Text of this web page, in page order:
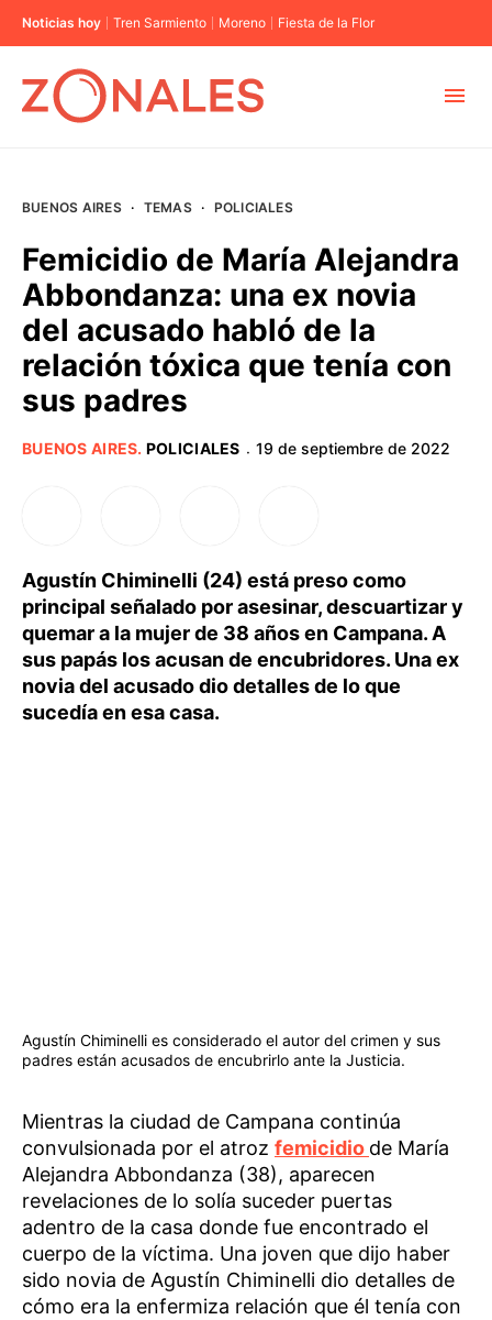
Noticias hoy Tren Sarmiento Moreno Fiesta de la Flor
BUENOS AIRES
PROVINCIAS
BUENOS AIRES · TEMAS · POLICIALES
Femicidio de María Alejandra
Abbondanza: una ex novia
del acusado habló de la
relación tóxica que tenía con
sus padres
BUENOS AIRES. POLICIALES · 19 de septiembre de 2022
Agustín Chiminelli (24) está preso como
principal señalado por asesinar, descuartizar y
quemar a la mujer de 38 años en Campana. A
sus papás los acusan de encubridores. Una ex
novia del acusado dio detalles de lo que
sucedía en esa casa.
Agustín Chiminelli es considerado el autor del crimen y sus
padres están acusados de encubrirlo ante la Justicia.
Mientras la ciudad de Campana continúa
convulsionada por el atroz femicidio de María
Alejandra Abbondanza (38), aparecen
revelaciones de lo solía suceder puertas
adentro de la casa donde fue encontrado el
cuerpo de la víctima. Una joven que dijo haber
sido novia de Agustín Chiminelli dio detalles de
cómo era la enfermiza relación que él tenía con